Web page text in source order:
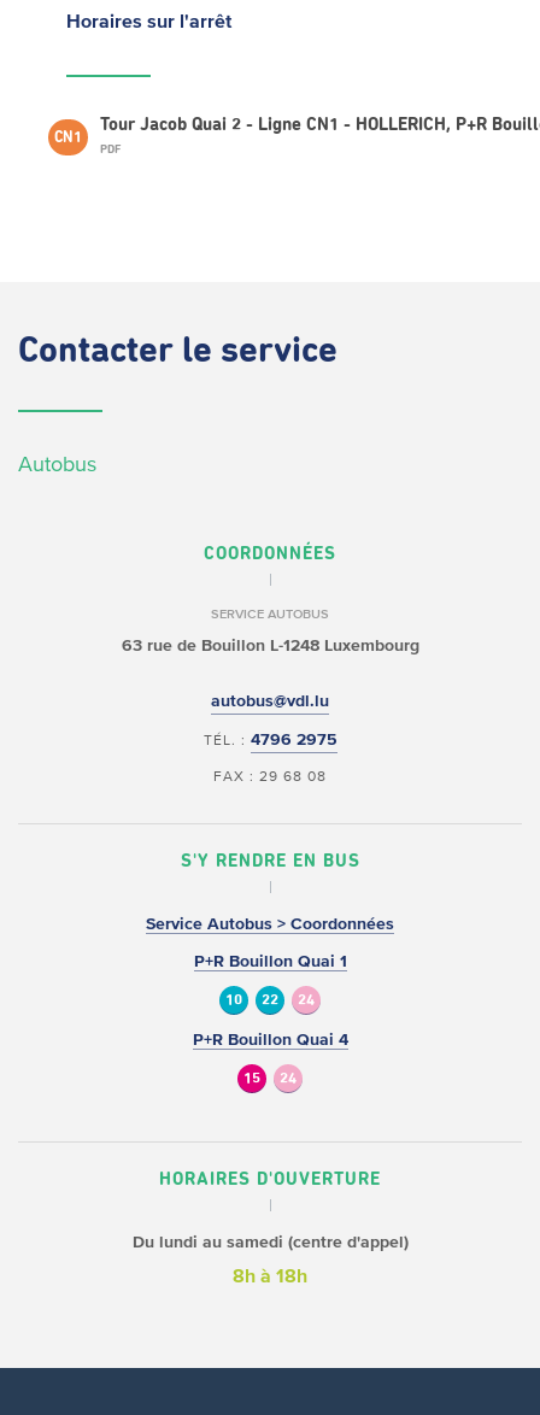
Horaires sur l'arrêt
CN1
Tour Jacob Quai 2 - Ligne CN1 - HOLLERICH, P+R
PDF
Contacter le service
Autobus
COORDONNÉES
SERVICE AUTOBUS
63 rue de BouillonL-1248 Luxembourg
autobus@vdl.lu
TÉL. : 4796 2975
FAX : 29 68 08
S'Y RENDRE EN BUS
Service Autobus > Coordonnées
P+R Bouillon Quai 1
10 22 24
P+R Bouillon Quai 4
15 24
HORAIRES D'OUVERTURE
Du lundi au samedi (centre d'appel)
8h à 18h